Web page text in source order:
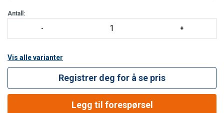
rørbjelker med bunn og sider av strekkmateriell, samt innvendig
rekkverk som
Antall:
Vis alle varianter
Registrer deg for å se pris
Legg til forespørsel